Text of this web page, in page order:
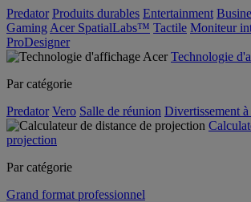
Predator Produits durables Entertainment
Gaming Acer SpatialLabs™ Tactile Moniteur
ProDesigner
Technologie
Par catégorie
Predator Vero Salle de réunion Divertissement
projection
Par catégorie
Grand format professionnel